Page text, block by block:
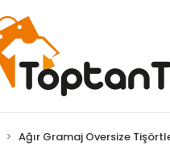
Ağır Gramaj Oversize